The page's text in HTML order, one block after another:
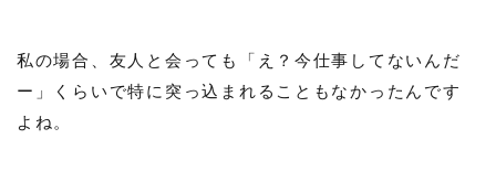
私の場合、友人と会っても「え？今仕事してないんだ
ー」くらいで特に突っ込まれることもなかったんです
よね。